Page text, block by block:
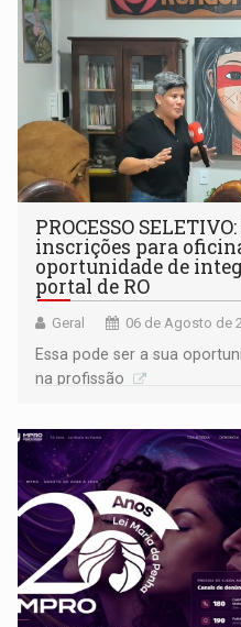
PROCESSO
inscrições para
oportunidade de
portal de RO
Geral 06 de Agosto de
Essa pode ser a sua
na profissão